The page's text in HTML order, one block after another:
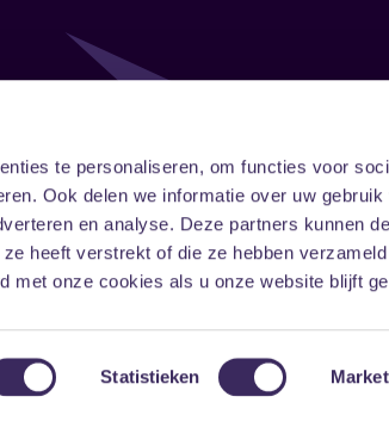
te personaliseren, om functies voor
Ook delen we informatie over uw gebruik
en analyse. Deze partners kunnen
heeft verstrekt of die ze hebben
met onze cookies als u onze website blijft
Statistieken
InstagramLinkedIn
Onze